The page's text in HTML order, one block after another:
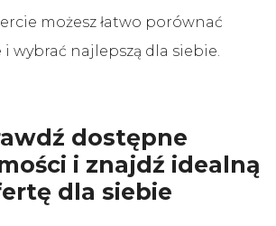
możesz łatwo porównać
wybrać najlepszą dla siebie.
dostępne
i znajdź idealną
dla siebie